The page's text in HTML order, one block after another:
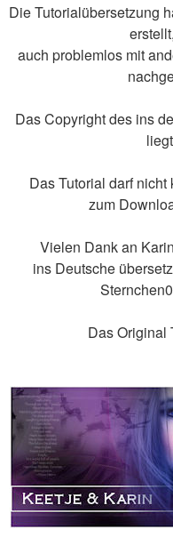
Die Tutorialübersetzung
auch problemlos mit
Das Copyright des ins
Das Tutorial darf
zum
Vielen Dank an
ins Deutsche
Das Original